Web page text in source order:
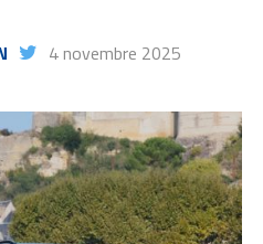
4 novembre 2025